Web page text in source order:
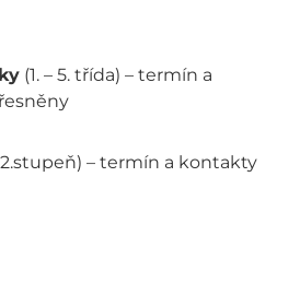
(1. – 5. třída) – termín a
2.stupeň) – termín a kontakty